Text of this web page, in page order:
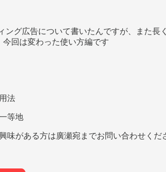
グ広告について書いたんですが、また
回は変わった使い方編です
法
等地
味がある方は廣瀬宛までお問い合わせくだ